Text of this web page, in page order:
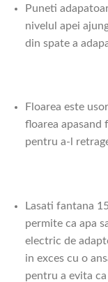
Puneti
nivelul apei
din spate a
Floarea este
floarea apasand
pentru a-l
Lasati fantana
permite ca apa
electric de
in exces cu o
pentru a evita